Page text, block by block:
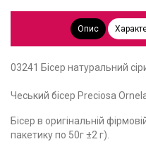
Опис
03241 Бісер натуральний
Чеський бісер Preciosa
Бісер в оригінальній
пакетику по 50г ±2 г).